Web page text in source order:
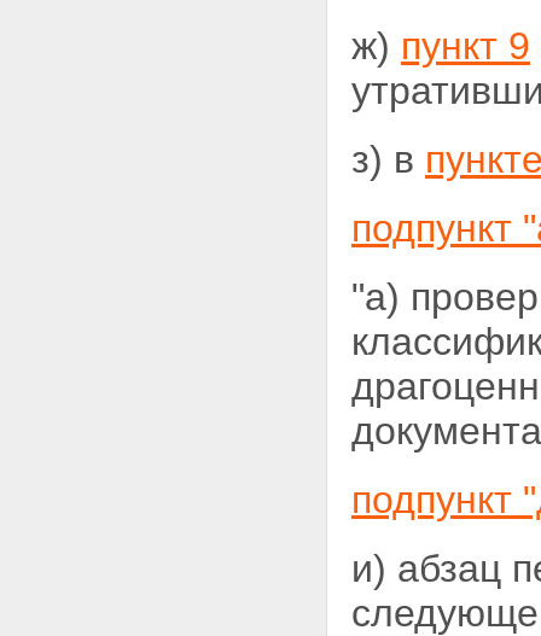
ж) пункт 9
з) в
подпункт
"а)
подпункт
и) абзац